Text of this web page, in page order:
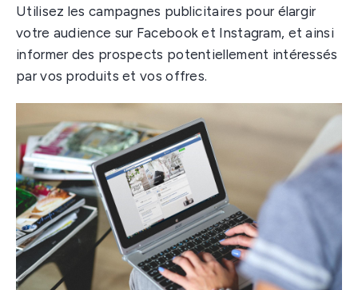
Utilisez les campagnes publicitaires pour élargir
votre audience sur Facebook et Instagram, et ainsi
informer des prospects potentiellement intéressés
par vos produits et vos offres.